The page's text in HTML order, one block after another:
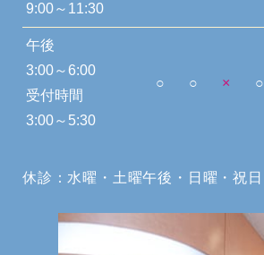
9:00～11:30
午後
3:00～6:00
受付時間
3:00～5:30
○ ○ × ○
休診：水曜・土曜午後・日曜・祝日